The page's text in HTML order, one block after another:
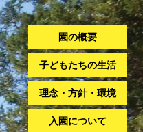
園の概要
子どもたちの生活
理念・方針・環境
入園について